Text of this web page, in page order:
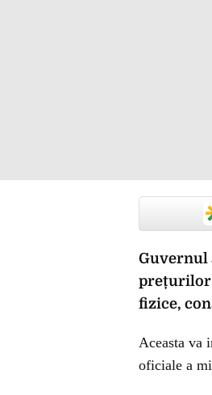
Guvernul
prețurilor
fizice,
Aceasta va
oficiale a